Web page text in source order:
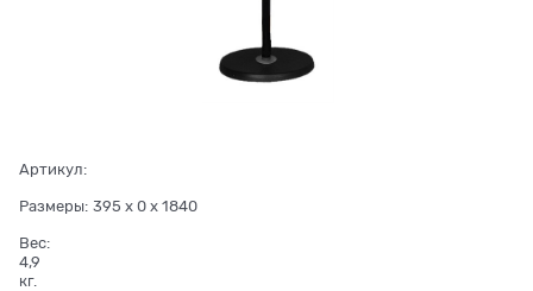
Артикул:
Размеры: 395 x 0 x 1840
Вес:
4,9
кг.